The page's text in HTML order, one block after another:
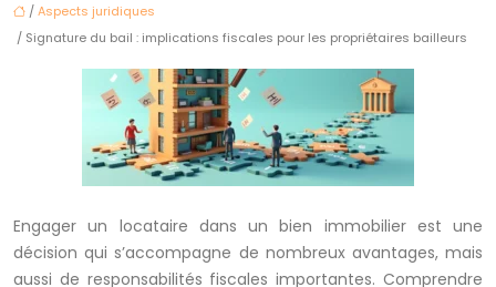
/Aspects juridiques
/ Signature du bail : implications fiscales pour les propriétaires bailleurs
Engager un locataire dans un bien immobilier est une
décision qui s’accompagne de nombreux avantages, mais
aussi de responsabilités fiscales importantes. Comprendre